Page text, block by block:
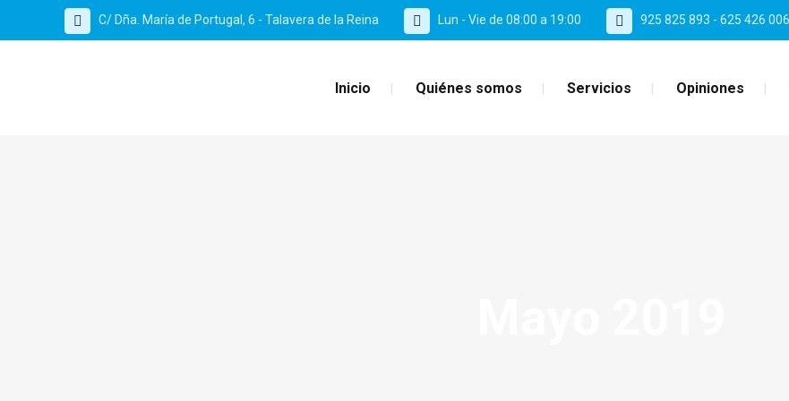
C/ Dña. María de Portugal, 6 - Talavera de la Reina Lun - Vie de 08:00 a 19:00 925 825 893 - 625 426 006
Inicio Quiénes somos Servicios Opiniones